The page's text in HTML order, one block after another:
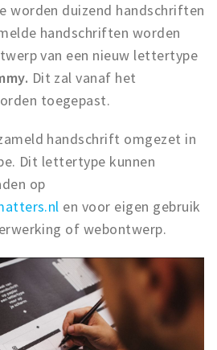
worden duizend handschriften
handschriften worden
van een nieuw lettertype
Dit zal vanaf het
toegepast.
handschrift omgezet in
Dit lettertype kunnen
op
en voor eigen gebruik
of webontwerp.